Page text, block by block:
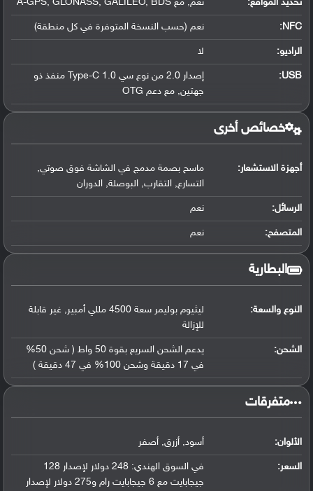
تحديد المواقع: نعم, مع A-GPS, GLONASS, GALILEO, BDS
NFC
: نعم (حسب النسخة المتوفرة في كل منطقة)
الراديو: لا
USB
:
إصدار 2.0 من نوع سي Type-C 1.0 منفذ ذو
جهتين, مع دعم OTG
خصائص أخرى
أجهزة الاستشعار:
ماسح بصمة مدمج في الشاشة فوق صوتي,
التسارع, التقارب, البوصلة, الدوران
الرسائل: نعم
المتصفح: نعم
البطارية
النوع والسعة:
ليثيوم بوليمر سعة 4500 مللي أمبير, غير قابلة
للإزالة
الشحن:
يدعم الشحن السريع بقوة 50 واط ( شحن 50%
في 17 دقيقة وشحن 100% في 47 دقيقة )
‏متفرقات‏
الألوان: أسود, أزرق, أصفر
السعر:
في السوق الهندي: 248 دولار لإصدار 128
جيجابايت مع 6 جيجابايت رام و275 دولار لإصدار